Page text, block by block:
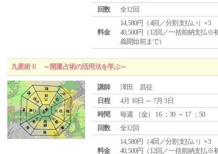
回数
全12回
料金
14,580円（4回／分割支払い）×3
40,500円（12回／一括前納支払※
義開始前まで）
九星術Ⅱ ～開運占術の活用法を学ぶ～
講師
澤田 昌征
日程
4月 10日 ～ 7月 3日
時間
毎週 （金） 16 ：30 ～ 17 ：50
回数
全12回
料金
14,580円（4回／分割支払い）×3
40,500円（12回／一括前納支払※